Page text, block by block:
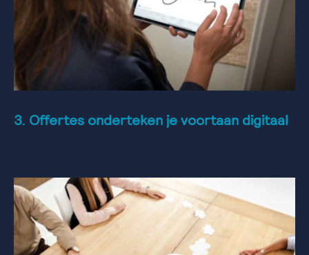
3. Offertes onderteken je voortaan digitaal